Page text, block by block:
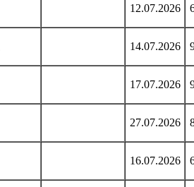
12.07.2026
14.07.2026
17.07.2026
27.07.2026
16.07.2026